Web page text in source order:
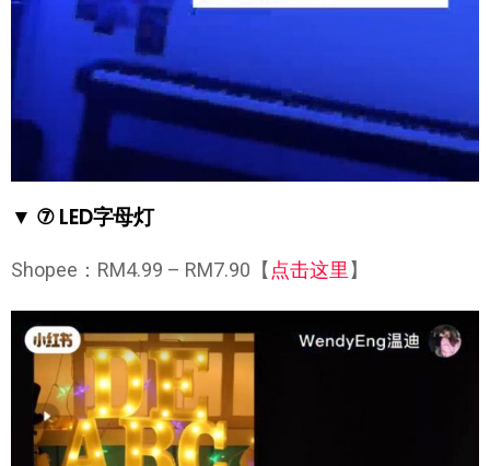
▼ ⑦ LED字母灯
Shopee：RM4.99 – RM7.90【点击这里】